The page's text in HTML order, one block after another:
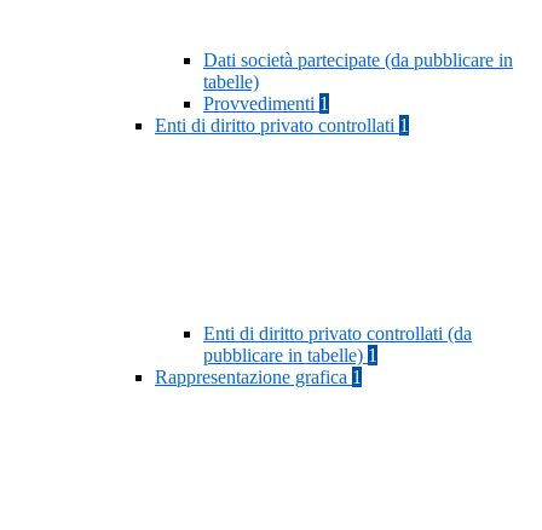
Dati società partecipate (da pubblicare in
tabelle)
Provvedimenti 1
Enti di diritto privato controllati 1
Enti di diritto privato controllati (da
pubblicare in tabelle) 1
Rappresentazione grafica 1